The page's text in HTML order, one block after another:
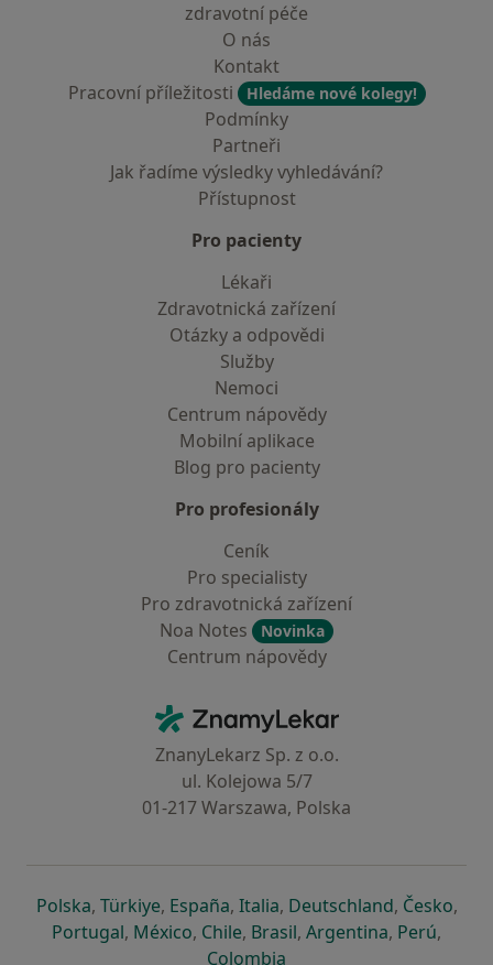
zdravotní péče
O nás
Kontakt
Pracovní příležitosti
Hledáme nové kolegy!
Podmínky
Partneři
Jak řadíme výsledky vyhledávání?
Přístupnost
Pro pacienty
Lékaři
Zdravotnická zařízení
Otázky a odpovědi
Služby
Nemoci
Centrum nápovědy
Mobilní aplikace
Blog pro pacienty
Pro profesionály
Ceník
Pro specialisty
Pro zdravotnická zařízení
Noa Notes
Novinka
Centrum nápovědy
ZnamyLekar - Hlavní stránka
ZnanyLekarz Sp. z o.o.
ul. Kolejowa 5/7
01-217 Warszawa, Polska
Polskase otevře v nové záložce
, Türkiyese otevře v nové záložce
, Españase otevře v nové záložce
, Italiase otevře v nové záložce
, Deutschlandse otevře v
, Českose
,
Portugalse otevře v nové záložce
, Méxicose otevře v nové záložce
, Chilese otevře v nové záložce
, Brasilse otevře v nové
, Argentinase otevře v
, Perúse
,
Colombia